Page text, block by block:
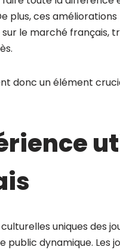
plus, ces
le marché français,
donc un élément
uniques des
dynamique. Les